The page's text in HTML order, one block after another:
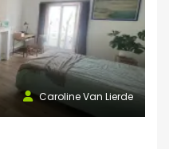
Caroline Van Lierde